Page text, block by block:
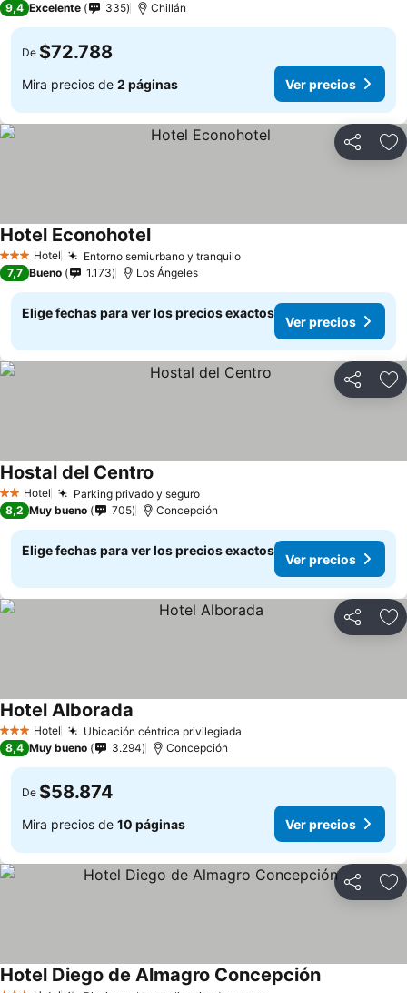
9,4 Excelente 335 Chillán
De $72.788
Mira precios de 2 páginas Ver precios
Compartir
3 Estrellas
Hotel Entorno semiurbano y tranquiloVer precios
Hotel EconohotelVer precios
7,7 Bueno 1.173 Los Ángeles
Elige fechas para ver los precios exactos
Ver precios
Compartir
2 Estrellas
Hotel Parking privado y seguroVer precios
Hostal del Centro
8,2 Muy bueno 705 Concepción
Elige fechas para ver los precios exactos
Ver precios
Compartir
3 Estrellas
Hotel Ubicación céntrica privilegiada
Hotel Alborada
8,4 Muy bueno 3.294 Concepción
De $58.874
Mira precios de 10 páginas Ver precios
Compartir
Hotel Diego de Almagro ConcepciónVer precios